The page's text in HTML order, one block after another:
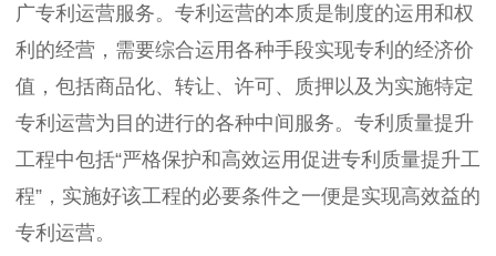
广专利运营服务。专利运营的本质是制度的运用和权
利的经营，需要综合运用各种手段实现专利的经济价
值，包括商品化、转让、许可、质押以及为实施特定
专利运营为目的进行的各种中间服务。专利质量提升
工程中包括“严格保护和高效运用促进专利质量提升工
程”，实施好该工程的必要条件之一便是实现高效益的
专利运营。